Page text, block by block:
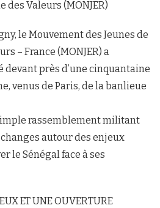
des Valeurs (MONJER)
le Mouvement des Jeunes de
– France (MONJER) a
près d’une cinquantaine
venus de Paris, de la banlieue
rassemblement militant
autour des enjeux
le Sénégal face à ses
ET UNE OUVERTURE